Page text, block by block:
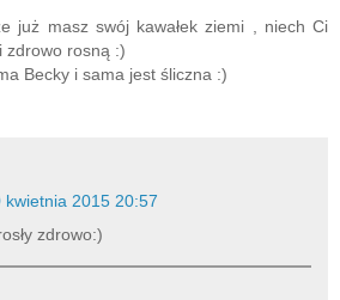
już masz swój kawałek ziemi , niech Ci
zdrowo rosną :)
Becky i sama jest śliczna :)
kwietnia 2015 20:57
zdrowo:)